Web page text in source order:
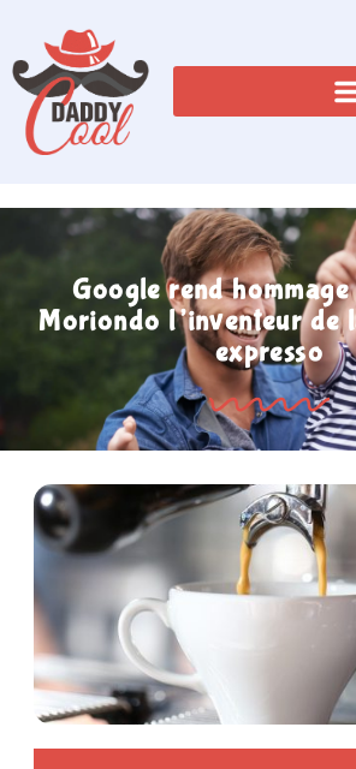
Google rend
Moriondo l’inventeur de
expresso